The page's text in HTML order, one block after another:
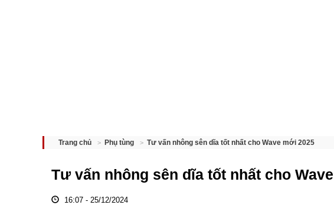
Trang chủ Phụ tùng Tư vấn nhông sên dĩa tốt nhất cho Wave mới 2025
Tư vấn nhông sên dĩa tốt nhất cho
16:07 - 25/12/2024